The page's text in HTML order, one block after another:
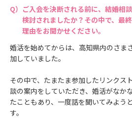
ご入会を決断される前に、結婚相
検討されましたか？その中で、最
理由をお聞かせください。
婚活を始めてからは、高知県内のさま
加していました。
その中で、たまたま参加したリンクス
談の案内をしていただき、婚活がなか
たこともあり、一度話を聞いてみよう
す。